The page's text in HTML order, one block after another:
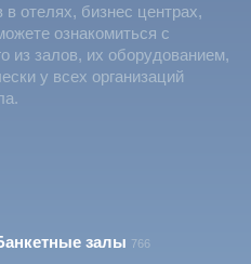
отелях, бизнес центрах,
ознакомиться с
из залов, их оборудованием,
у всех организаций
залы 766